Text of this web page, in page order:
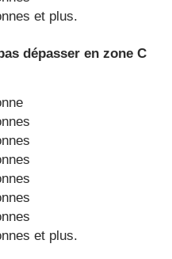
et plus.
dépasser en zone C
et plus.